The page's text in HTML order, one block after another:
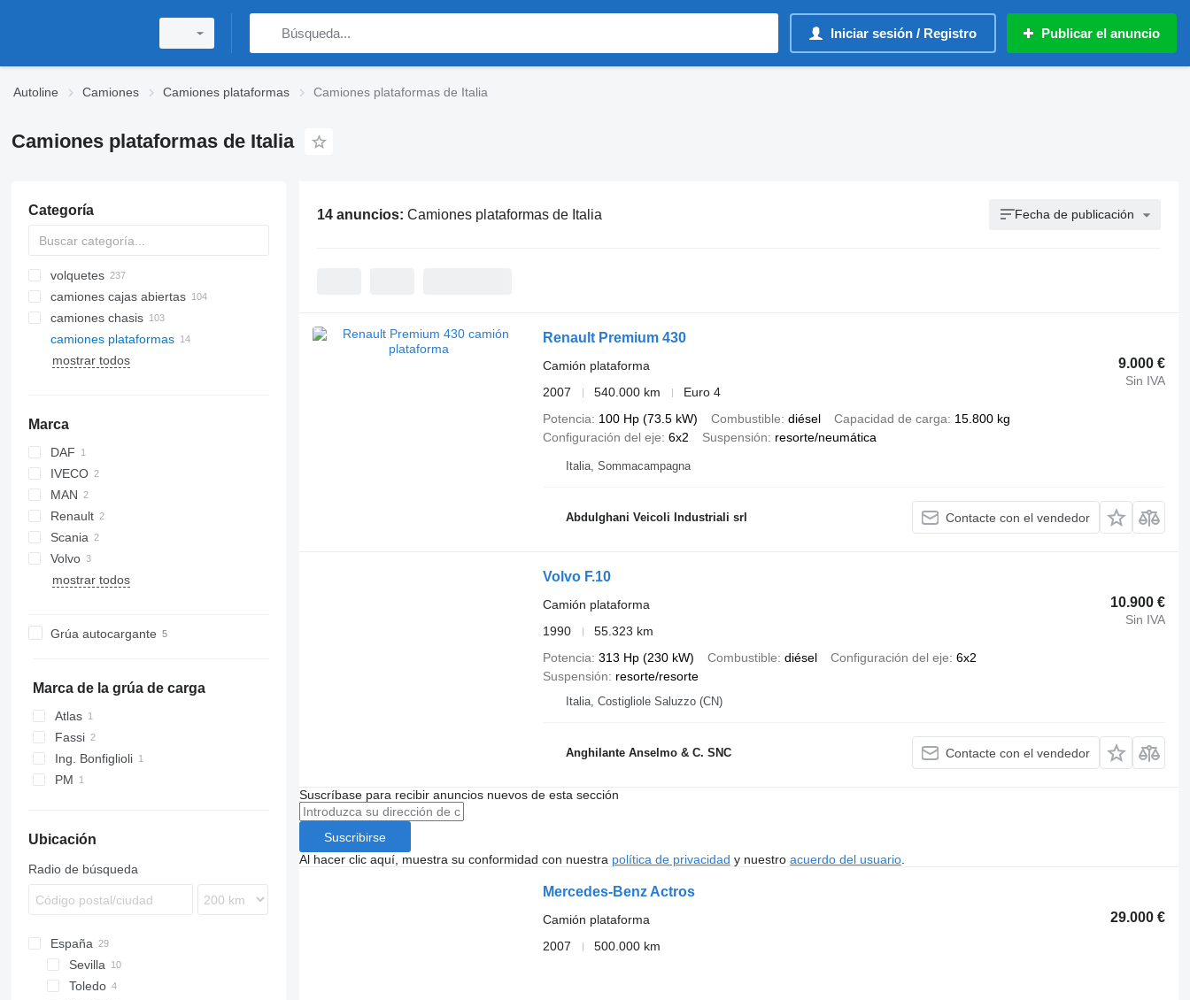
Iniciar sesión / Registro Publicar el anuncio
Autoline Camiones Camiones plataformas Camiones plataformas de Italia
Camiones plataformas de Italia
Categoría
volquetes
camiones cajas abiertas
camiones chasis
camiones plataformas
mostrar todos
Marca
BM
DAF
CF
IVECO
Eurotech
MAN
TGA
Actros
Renault
Premium
Scania
G-series
R-series
Volvo
FH
mostrar todos
Grúa autocargante
Marca de la grúa de carga
Atlas
Fassi
Ing. Bonfiglioli
PM
Ubicación
Radio de búsqueda
España
Sevilla
Toledo
14 anuncios: Camiones plataformas de Italia Fecha de publicación
Renault Premium 430
9.000 €
Sin IVA
Camión plataforma
2007
540.000 km
Euro 4
Potencia
100 Hp (73.5 kW) Combustible diésel Capacidad de carga
15.800 kg
Configuración del eje 6x2 Suspensión resorte/neumática
Italia, Sommacampagna
Abdulghani Veicoli Industriali srl Contacte con el vendedor
Volvo F.10
10.900 €
Sin IVA
Camión plataforma
1990
55.323 km
Potencia 313 Hp (230 kW) Combustible diésel Configuración del eje 6x2
Suspensión
resorte/resorte
Italia, Costigliole Saluzzo (CN)
Anghilante Anselmo & C. SNC Contacte con el vendedor
Suscríbase para recibir anuncios nuevos de esta sección
Suscribirse
Al hacer clic aquí, muestra su conformidad con nuestra política de privacidad y nuestro acuerdo del usuario.
Mercedes-Benz Actros
29.000 €
Camión plataforma
2007
500.000 km